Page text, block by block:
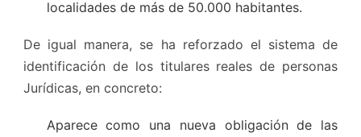
localidades de más de 50.000 habitantes.
De igual manera, se ha reforzado el sistema de
identificación de los titulares reales de personas
Jurídicas, en concreto:
Aparece como una nueva obligación de las